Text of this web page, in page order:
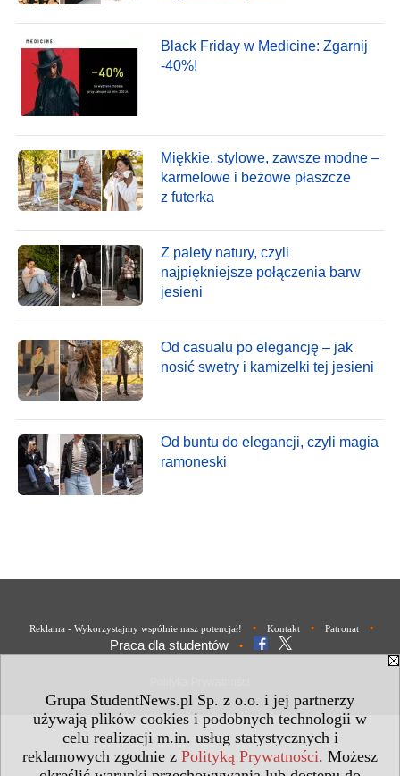
Grupa StudentNews.pl Sp. z o.o. i jej partnerzy
używają plików cookies i podobnych technologii w
celu realizacji m.in. usług statystycznych i
reklamowych zgodnie z Polityką Prywatności. Możesz
Black Friday w Medicine: Zgarnij
-40%!
Miękkie, stylowe, zawsze modne –
karmelowe i beżowe płaszcze
z futerka
Z palety natury, czyli
najpiękniejsze połączenia barw
jesieni
Od casualu po elegancję – jak
nosić swetry i kamizelki tej jesieni
Od buntu do elegancji, czyli magia
ramoneski
Reklama - Wykorzystajmy wspólnie nasz potencjał! • Kontakt • Patronat •
Praca dla studentów •